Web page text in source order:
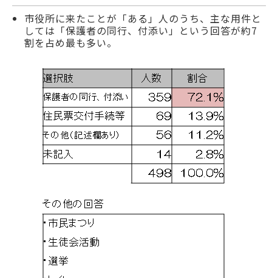
市役所に来たことが「ある」人のうち、主な用件と
しては「保護者の同行、付添い」という回答が約7
割を占め最も多い。